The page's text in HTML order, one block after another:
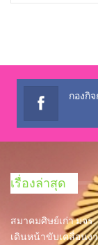
เรื่องล่าสุด
สมาคมศิษย์เก่า มจ
เดินหน้าขับเคลื่อนง